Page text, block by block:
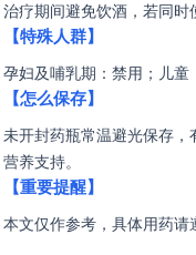
治疗期间避免饮酒，若同时
【特殊人群】
孕妇及哺乳期：禁用；儿童
【怎么保存】
未开封药瓶常温避光保存
营养支持。
【重要提醒】
本文仅作参考，具体用药请